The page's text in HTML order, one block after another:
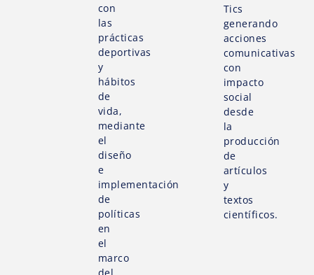
con
las
prácticas
deportivas
y
hábitos
de
vida,
mediante
el
diseño
e
implementación
de
políticas
en
el
marco
Tics
generando
acciones
comunicativas
con
impacto
social
desde
la
producción
de
artículos
y
textos
científicos.